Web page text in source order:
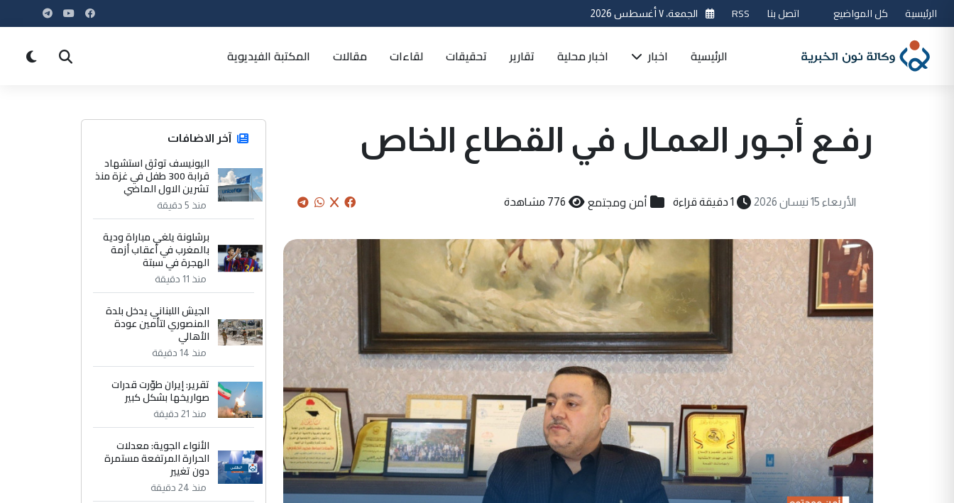
الرئيسية كل المواضيع اتصل بنا RSS الجمعة، ٧ أغسطس 2026
الرئيسية اخبار اخبار محلية تقارير تحقيقات لقاءات مقالات المكتبة الفيديوية
رفـع أجـور العمـال في القطاع الخاص
الأربعاء 15 نيسان 2026 1 دقيقة قراءة أمن ومجتمع 776 مشاهدة
آخر الاضافات
اليونيسف توثق استشهاد
قرابة 300 طفل في غزة منذ
تشرين الاول الماضي
منذ 5 دقيقة
برشلونة يلغي مباراة ودية
بالمغرب في أعقاب أزمة
الهجرة في سبتة
منذ 11 دقيقة
الجيش اللبناني يدخل بلدة
المنصوري لتأمين عودة
الأهالي
منذ 14 دقيقة
تقرير: إيران طوّرت قدرات
صواريخها بشكل كبير
منذ 21 دقيقة
الأنواء الجوية: معدلات
الحرارة المرتفعة مستمرة
دون تغيير
منذ 24 دقيقة